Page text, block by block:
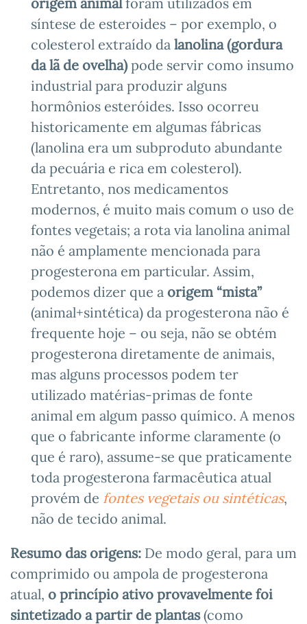
síntese de esteroides – por exemplo, o
colesterol extraído da lanolina (gordura
da lã de ovelha)pode servir como insumo
industrial para produzir alguns
hormônios esteróides. Isso ocorreu
historicamente em algumas fábricas
(lanolina era um subproduto abundante
da pecuária e rica em colesterol).
Entretanto, nos medicamentos
modernos, é muito mais comum o uso de
fontes vegetais; a rota via lanolina animal
não é amplamente mencionada para
progesterona em particular. Assim,
podemos dizer que a origem “mista”
(animal+sintética) da progesterona não é
frequente hoje – ou seja, não se obtém
progesterona diretamente de animais,
mas alguns processos podem ter
utilizado matérias-primas de fonte
animal em algum passo químico. A menos
que o fabricante informe claramente (o
que é raro), assume-se que praticamente
toda progesterona farmacêutica atual
provém de fontes vegetais ou sintéticas,
não de tecido animal.
Resumo das origens: De modo geral, para um
comprimido ou ampola de progesterona
atual, o princípio ativo provavelmente foi
sintetizado a partir de plantas(como